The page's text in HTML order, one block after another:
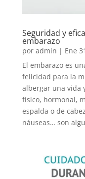
Seguridad y
embarazo
por admin | Ene
El embarazo es
felicidad para la
albergar una vida
físico, hormonal,
espalda o de
náuseas… son